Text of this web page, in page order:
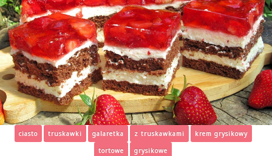
ciasto truskawki galaretka z truskawkami
krem grysikowy
tortowe
grysikowe